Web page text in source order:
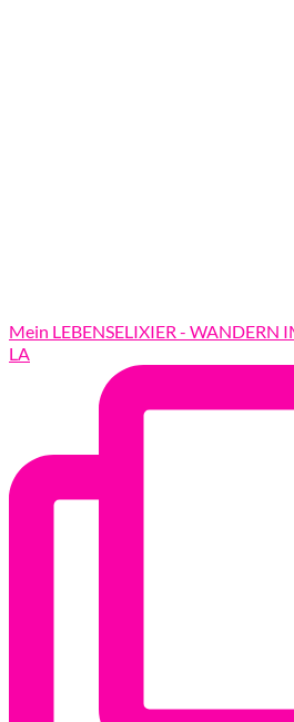
Mein LEBENSELIXIER - WANDERN
LA